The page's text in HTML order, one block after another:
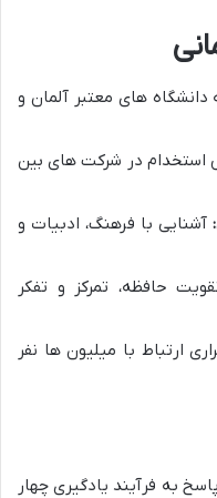
های معتبر آلمان و
استخدام در شرکت های بین
آشنایی با فرهنگ، ادبیات و
حافظه، تمرکز و تفکر
ارتباط با میلیون ها نفر
پاسخ به فرآیند یادگیری چهار